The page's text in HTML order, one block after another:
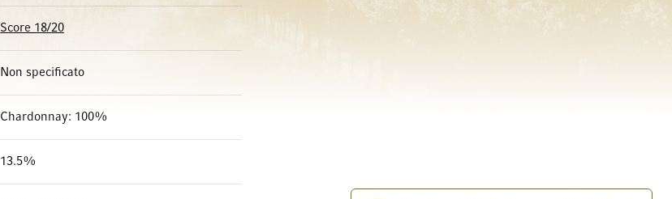
Score 18/20
Non specificato
Chardonnay: 100%
13.5%